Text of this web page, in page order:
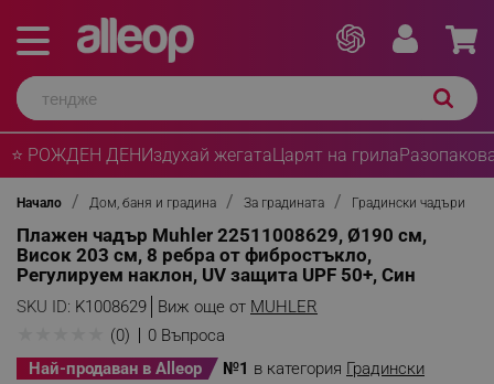
⭐ РОЖДЕН ДЕНИздухай жегатаЦарят на грила
Начало Дом, баня и градина За градината Градински чадъри
Плажен чадър Muhler 22511008629, Ø190 см,
Висок 203 см, 8 ребра от фибростъкло,
Регулируем наклон, UV защита UPF 50+, Син
SKU ID: K1008629 Виж още от MUHLER
(0)
0 Въпроса
Най-продаван в Alleop
№1 в категория Градински